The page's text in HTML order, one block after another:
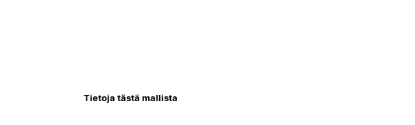
Tietoja tästä mallista